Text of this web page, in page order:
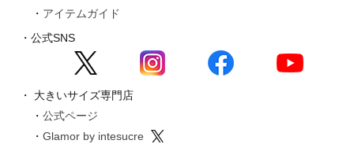
アイテムガイド
公式SNS
大きいサイズ専門店
公式ページ
Glamor by intesucre